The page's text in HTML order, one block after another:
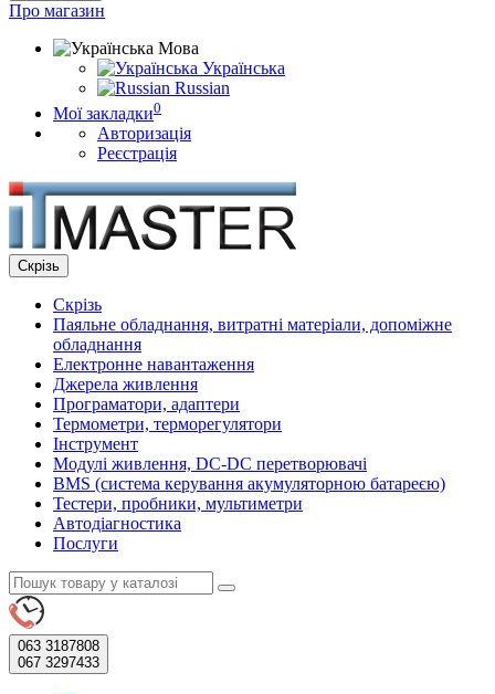
Про магазин
Мова
Українська
Russian
Мої закладки0
Авторизація
Реєстрація
Скрізь
Скрізь
Паяльне обладнання, витратні матеріали, допоміжне
обладнання
Електронне навантаження
Джерела живлення
Програматори, адаптери
Термометри, терморегулятори
Інструмент
Модулі живлення, DC-DC перетворювачі
BMS (система керування акумуляторною батареєю)
Тестери, пробники, мультиметри
Автодіагностика
Послуги
063 3187808
067 3297433